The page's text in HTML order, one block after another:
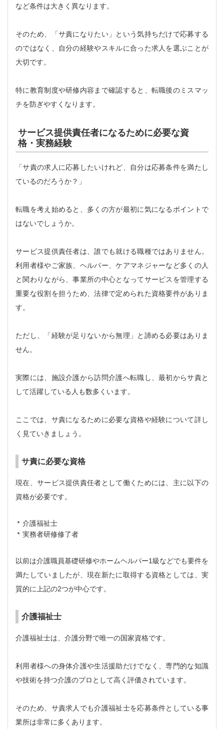
など条件は大きく異なります。
そのため、「サ責になりたい」という気持ちだけで応募する
のではなく、自分の経験やスキルに合った求人を選ぶことが
大切です。
特に教育制度や研修内容まで確認すると、転職後のミスマッ
チを防ぎやすくなります。
サービス提供責任者になるために必要な資
格・実務経験
「サ責の求人に応募したいけれど、自分は応募条件を満たし
ているのだろうか？」
転職を考え始めると、多くの方が最初に気になるポイントで
はないでしょうか。
サービス提供責任者は、誰でも就ける職種ではありません。
利用者様やご家族、ヘルパー、ケアマネジャーなど多くの人
と関わりながら、事業所の中心となってサービスを管理する
重要な役割を担うため、法律で定められた資格要件がありま
す。
ただし、「経験が足りないから無理」と諦める必要はありま
せん。
実際には、施設介護から訪問介護へ転職し、最初からサ責と
して活躍している人も数多くいます。
ここでは、サ責になるために必要な資格や経験について詳し
く見ていきましょう。
サ責に必要な資格
現在、サービス提供責任者として働くためには、主に以下の
資格が必要です。
介護福祉士
実務者研修修了者
以前は介護職員基礎研修やホームヘルパー1級などでも要件を
満たしていましたが、現在新たに取得する資格としては、実
質的に上記の2つが中心です。
介護福祉士
介護福祉士は、介護分野で唯一の国家資格です。
利用者様への身体介護や生活援助だけでなく、専門的な知識
や技術を持つ介護のプロとして高く評価されています。
そのため、サ責求人でも介護福祉士を応募条件としている事
業所は非常に多くあります。